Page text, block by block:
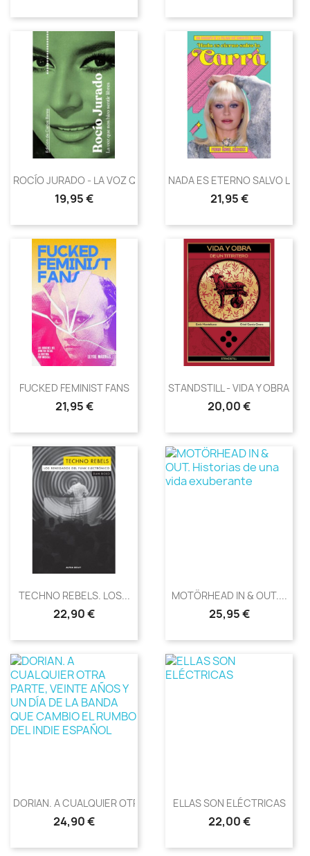
ROCÍO JURADO - LA VOZ QUE...
Precio
19,95 €
NADA ES ETERNO SALVO LA
Precio
21,95 €
FUCKED FEMINIST FANS
Precio
21,95 €
STANDSTILL - VIDA Y OBRA
Precio
20,00 €
TECHNO REBELS. LOS...
Precio
22,90 €
MOTÖRHEAD IN & OUT....
Precio
25,95 €
DORIAN. A CUALQUIER OTRA...
Precio
24,90 €
ELLAS SON ELÉCTRICAS
Precio
22,00 €